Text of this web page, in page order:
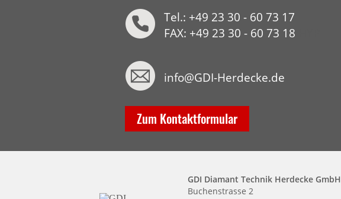
Tel.: +49 23 30 - 60 73 17
FAX: +49 23 30 - 60 73 18
info@GDI-Herdecke.de
Zum Kontaktformular
GDI Diamant Technik Herdecke GmbH
Buchenstrasse 2